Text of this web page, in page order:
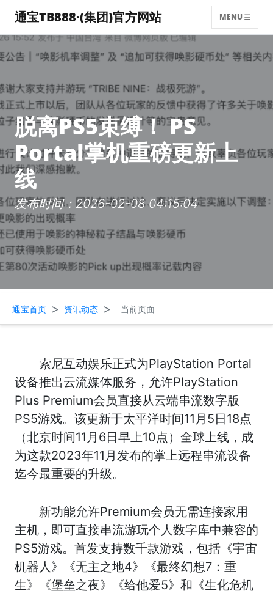
通宝TB888·(集团)官方网站 MENU
脱离PS5束缚！ PS
Portal掌机重磅更新上
线
发布时间：2026-02-08 04:15:04
通宝首页 > 资讯动态 > 当前页面
索尼互动娱乐正式为PlayStation Portal
设备推出云流媒体服务，允许PlayStation
Plus Premium会员直接从云端串流数字版
PS5游戏。该更新于太平洋时间11月5日18点
（北京时间11月6日早上10点）全球上线，成
为这款2023年11月发布的掌上远程串流设备
迄今最重要的升级。
新功能允许Premium会员无需连接家用
主机，即可直接串流游玩个人数字库中兼容的
PS5游戏。首发支持数千款游戏，包括《宇宙
机器人》《无主之地4》《最终幻想7：重
生》《堡垒之夜》《给他爱5》和《生化危机